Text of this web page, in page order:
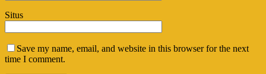
Situs
Save my name, email, and website in this browser for the next
time I comment.